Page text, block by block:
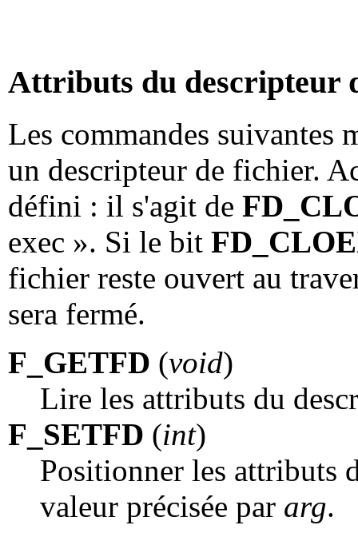
Attributs du descripteur
Les commandes suivantes
un descripteur de fichier.
défini : il s'agit de
exec ». Si le bit
fichier reste ouvert au
sera fermé.
F_GETFD (void)
Lire les attributs du
F_SETFD (int)
Positionner les attributs
valeur précisée par arg.